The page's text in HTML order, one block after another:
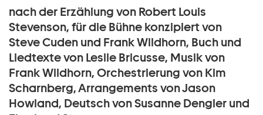
nach der Erzählung von Robert Louis
Stevenson, für die Bühne konzipiert von
Steve Cuden und Frank Wildhorn, Buch und
Liedtexte von Leslie Bricusse, Musik von
Frank Wildhorn, Orchestrierung von Kim
Scharnberg, Arrangements von Jason
Howland, Deutsch von Susanne Dengler und